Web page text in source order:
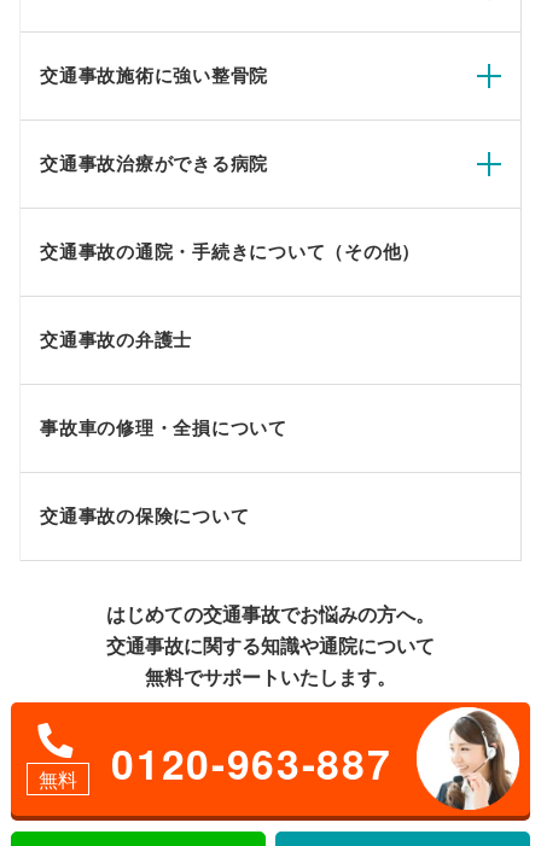
交通事故施術に強い整骨院
交通事故治療ができる病院
交通事故の通院・手続きについて（その他）
交通事故の弁護士
事故車の修理・全損について
交通事故の保険について
はじめての交通事故でお悩みの方へ。
交通事故に関する知識や通院について
無料でサポートいたします。
無料 0120-963-887